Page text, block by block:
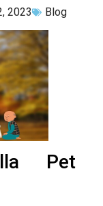
2023 Blog
Pet